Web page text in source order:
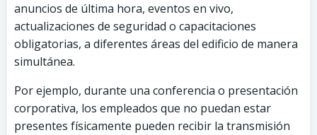
anuncios de última hora, eventos en vivo,
actualizaciones de seguridad o capacitaciones
obligatorias, a diferentes áreas del edificio de manera
simultánea.
Por ejemplo, durante una conferencia o presentación
corporativa, los empleados que no puedan estar
presentes físicamente pueden recibir la transmisión